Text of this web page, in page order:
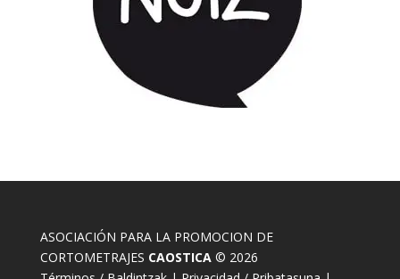
ASOCIACIÓN PARA LA PROMOCION DE
CORTOMETRAJES CAOSTICA© 2026